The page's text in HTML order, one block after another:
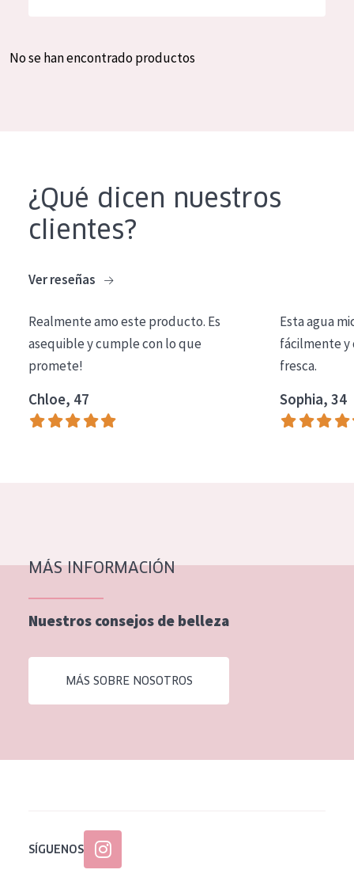
Crema de día
Crema de noche
Limpieza
COLECCIÓN
Essentials
Lift+
Piel normal y seca
Piel mixata o grasa
Piel madura
Piel expuesta al sol
Piel menopáusica
Todas las edades
Spanish
No se han encontrado productos
¿Qué dicen nuestros
clientes?
Ver reseñas
Realmente amo este producto. Es
asequible y cumple con lo que
promete!
Chloe, 47
Esta agua
fácilmente y
fresca.
Sophia, 34
MÁS INFORMACIÓN
Nuestros consejos de belleza
MÁS SOBRE NOSOTROS
SÍGUENOS